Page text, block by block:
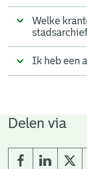
Welke
Ik heb een
Delen via